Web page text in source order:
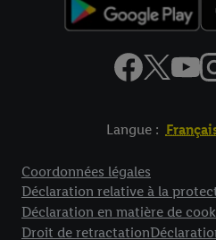
Langue :
Coordonnées légales
Déclaration relative à la
Déclaration en matière de
Droit de retractation